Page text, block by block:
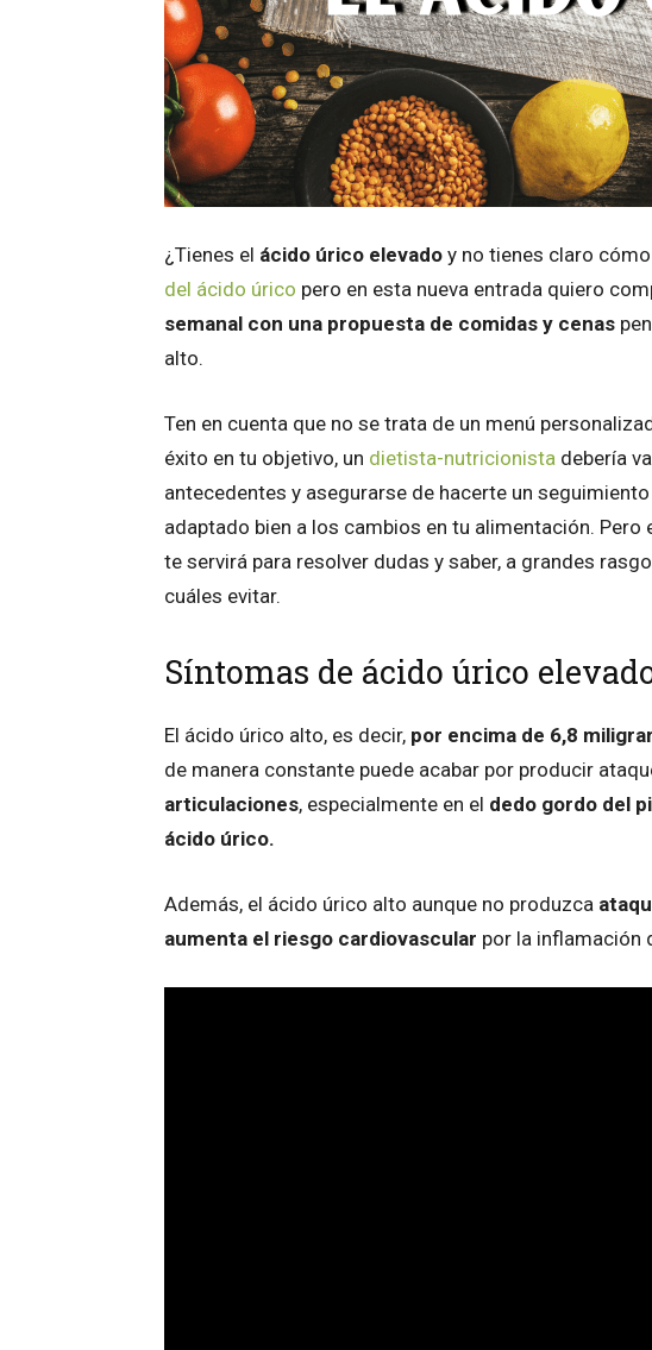
¿Tienes el ácido úrico elevado y no tienes claro
del ácido úrico pero en esta nueva entrada quiero
semanal con una propuesta de comidas y cenas
alto.
Ten en cuenta que no se trata de un menú
éxito en tu objetivo, un dietista-nutricionista debería
antecedentes y asegurarse de hacerte un
adaptado bien a los cambios en tu alimentación.
te servirá para resolver dudas y saber, a grandes
cuáles evitar.
Síntomas de ácido úrico
El ácido úrico alto, es decir, por encima de 6,8
de manera constante puede acabar por producir
articulaciones, especialmente en el dedo gordo del
ácido úrico.
Además, el ácido úrico alto aunque no produzca
aumenta el riesgo cardiovascular por la inflamación